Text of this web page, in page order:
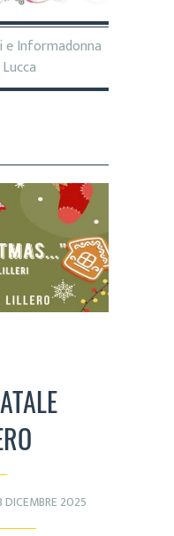
Informadonna
DICEMBRE 2025